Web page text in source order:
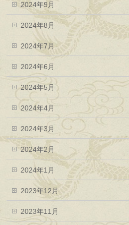
2024年9月
2024年8月
2024年7月
2024年6月
2024年5月
2024年4月
2024年3月
2024年2月
2024年1月
2023年12月
2023年11月